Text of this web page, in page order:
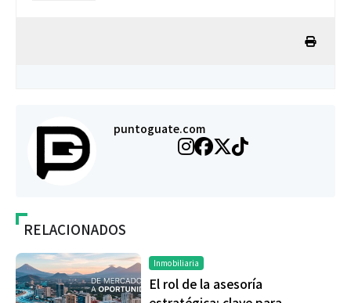
puntoguate.com
RELACIONADOS
Inmobiliaria
El rol de la asesoría